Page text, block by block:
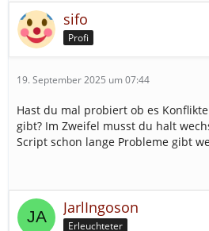
sifo
Profi
19. September 2025 um 07:44
Hast du mal probiert ob es
gibt? Im Zweifel musst du halt
Script schon lange Probleme gibt
JarlIngoson
Erleuchteter